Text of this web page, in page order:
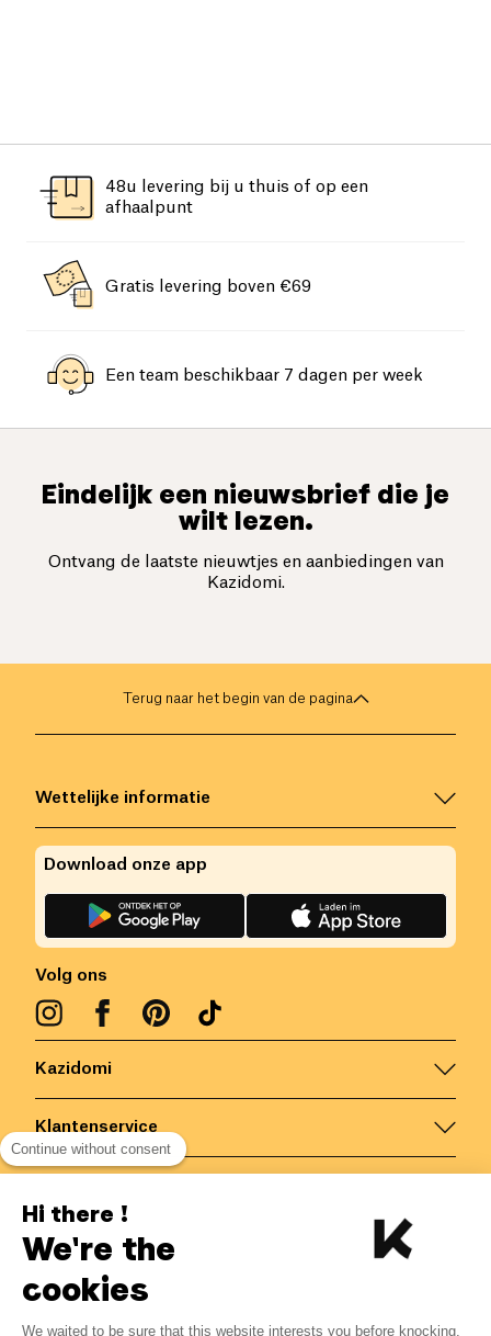
48u levering bij u thuis of op een
afhaalpunt
Gratis levering boven €69
Een team beschikbaar 7 dagen per week
Eindelijk een nieuwsbrief die je
wilt lezen.
Ontvang de laatste nieuwtjes en aanbiedingen van
Kazidomi.
Terug naar het begin van de pagina
Kazidomi
Klantenservice
Wettelijke informatie
Volg ons
Download onze app
België/ NL
Continue without consent
Hi there !
We're the
cookies
We waited to be sure that this website interests you before knocking,